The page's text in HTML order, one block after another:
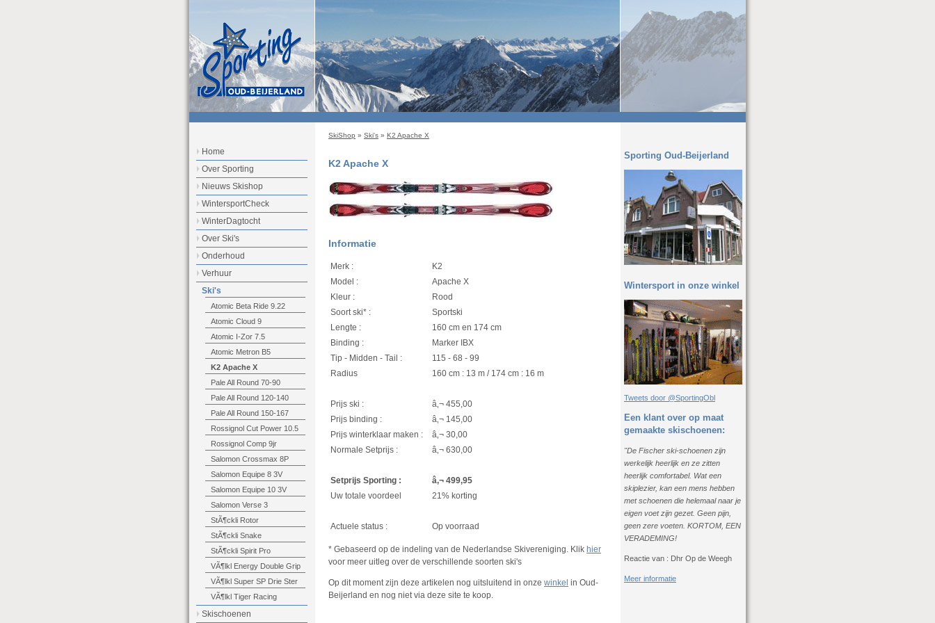
SkiShop » Ski's » K2 Apache X
K2 Apache X
Informatie
Merk :
K2
Model :
Apache X
Kleur :
Rood
Soort ski* :
Sportski
Lengte :
160 cm en 174 cm
Binding :
Marker IBX
Tip - Midden - Tail :
115 - 68 - 99
Radius
160 cm : 13 m / 174 cm : 16 m
Prijs ski :
â‚¬ 455,00
Prijs binding :
â‚¬ 145,00
Prijs winterklaar maken :
â‚¬ 30,00
Normale Setprijs :
â‚¬ 630,00
Setprijs Sporting :
â‚¬ 499,95
Uw totale voordeel
21% korting
Actuele status : Op voorraad
* Gebaseerd op de indeling van de Nederlandse Skivereniging. Klik hier
voor meer uitleg over de verschillende soorten ski's
Op dit moment zijn deze artikelen nog uitsluitend in onze winkel in Oud-
Beijerland en nog niet via deze site te koop.
Home
Over Sporting
Nieuws Skishop
WintersportCheck
WinterDagtocht
Over Ski's
Onderhoud
Verhuur
Ski's
Atomic Beta Ride 9.22
Atomic Cloud 9
Atomic I-Zor 7.5
Atomic Metron B5
K2 Apache X
Pale All Round 70-90
Pale All Round 120-140
Pale All Round 150-167
Rossignol Cut Power 10.5
Rossignol Comp 9jr
Salomon Crossmax 8P
Salomon Equipe 8 3V
Salomon Equipe 10 3V
Salomon Verse 3
StÃ¶ckli Rotor
StÃ¶ckli Snake
StÃ¶ckli Spirit Pro
VÃ¶lkl Energy Double Grip
VÃ¶lkl Super SP Drie Ster
VÃ¶lkl Tiger Racing
Skischoenen
Sporting Oud-Beijerland
Wintersport in onze winkel
Tweets door @SportingObl
Een klant over op maat
gemaakte skischoenen:
"De Fischer ski-schoenen zijn
werkelijk heerlijk en ze zitten
heerlijk comfortabel. Wat een
skiplezier, kan een mens hebben
met schoenen die helemaal naar je
eigen voet zijn gezet. Geen pijn,
geen zere voeten. KORTOM, EEN
VERADEMING!
Reactie van : Dhr Op de Weegh
Meer informatie